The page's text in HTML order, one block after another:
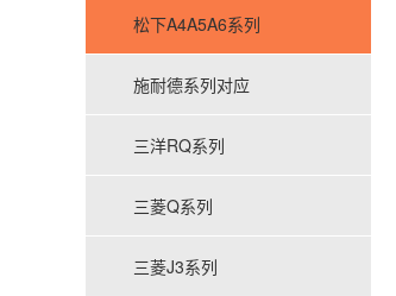
松下A4A5A6系列
施耐德系列对应
三洋RQ系列
三菱Q系列
三菱J3系列